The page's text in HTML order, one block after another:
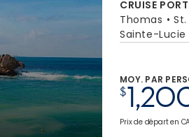
CRUISE
Thomas
Sainte-Lucie
MOY. PAR
$
Prix de départ en